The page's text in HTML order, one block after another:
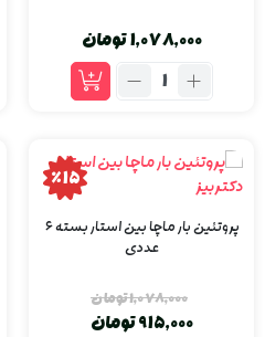
1,078,000تومان
٪15
پروتئین بار ماچا بین استار بسته ۶
عددی
1,078,000تومان
915,000تومان